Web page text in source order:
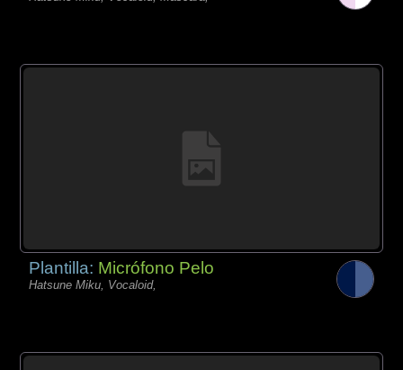
Plantilla: Micrófono Pelo
Hatsune Miku, Vocaloid,